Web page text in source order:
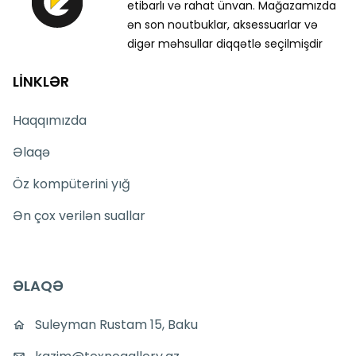
etibarlı və rahat ünvan. Mağazamızda
ən son noutbuklar, aksessuarlar və
digər məhsullar diqqətlə seçilmişdir
LİNKLƏR
Haqqımızda
Əlaqə
Öz kompüterini yığ
Ən çox verilən suallar
ƏLAQƏ
Suleyman Rustam 15, Baku